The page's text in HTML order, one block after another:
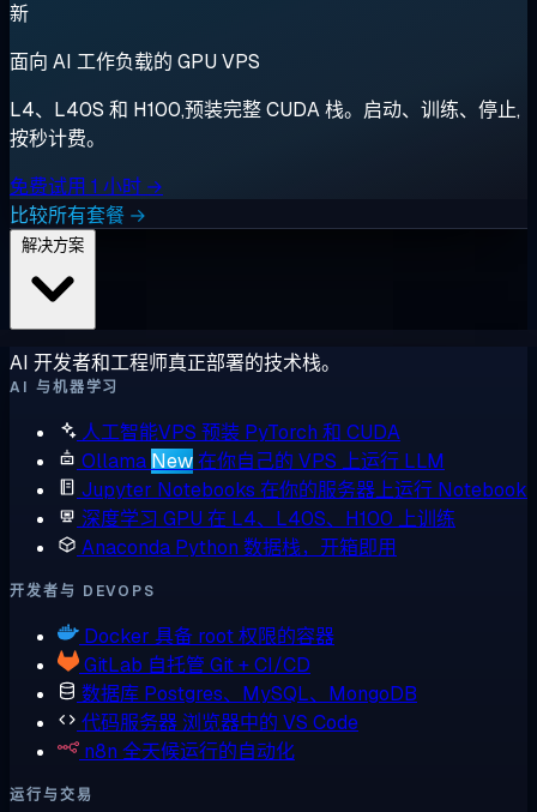
新
面向 AI 工作负载的 GPU VPS
L4、L40S 和 H100,预装完整 CUDA 栈。启动、训练、停止,
按秒计费。
免费试用 1 小时 →
比较所有套餐 →
AI 开发者和工程师真正部署的技术栈。
AI 与机器学习
人工智能VPS 预装 PyTorch 和 CUDA
Ollama New在你自己的 VPS 上运行 LLM
Jupyter Notebooks 在你的服务器上运行 Notebook
深度学习 GPU 在 L4、L40S、H100 上训练
Anaconda Python 数据栈，开箱即用
开发者与 DEVOPS
Docker 具备 root 权限的容器
GitLab 自托管 Git + CI/CD
数据库 Postgres、MySQL、MongoDB
代码服务器 浏览器中的 VS Code
n8n 全天候运行的自动化
运行与交易